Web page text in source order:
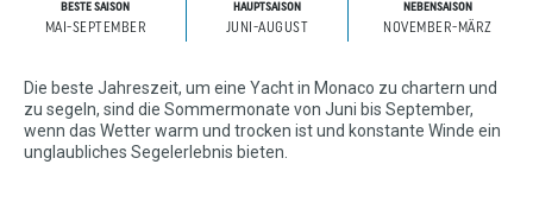
BESTE SAISON
MAI-SEPTEMBER
HAUPTSAISON
JUNI-AUGUST
NEBENSAISON
NOVEMBER-MÄRZ
Die beste Jahreszeit, um eine Yacht in Monaco zu chartern und
zu segeln, sind die Sommermonate von Juni bis September,
wenn das Wetter warm und trocken ist und konstante Winde ein
unglaubliches Segelerlebnis bieten.